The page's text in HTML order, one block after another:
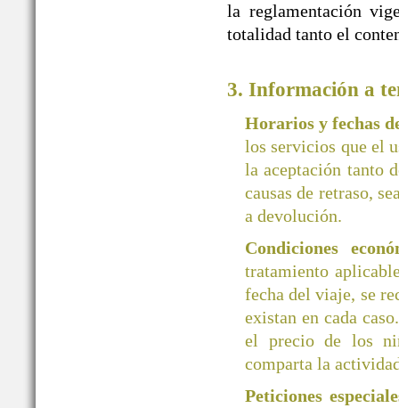
la reglamentación
totalidad tanto el
3. Información a
Horarios y fechas
los servicios que el
la aceptación tanto
causas de retraso,
a devolución.
Condiciones
tratamiento
fecha del viaje, se
existan en cada
el precio de los
comparta la
Peticiones